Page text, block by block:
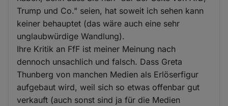
Trump und Co." seien, hat soweit ich sehen kann
keiner behauptet (das wäre auch eine sehr
unglaubwürdige Wandlung).
Ihre Kritik an FfF ist meiner Meinung nach
dennoch unsachlich und falsch. Dass Greta
Thunberg von manchen Medien als Erlöserfigur
aufgebaut wird, weil sich so etwas offenbar gut
verkauft (auch sonst sind ja für die Medien